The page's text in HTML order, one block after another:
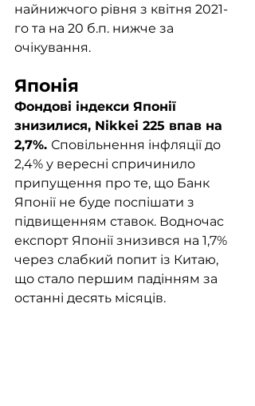
найнижчого рівня з квітня 2021-
го та на 20 б.п. нижче за
очікування.
Японія
Фондові індекси Японії
знизилися, Nikkei 225 впав на
2,7%. Сповільнення інфляції до
2,4% у вересні спричинило
припущення про те, що Банк
Японії не буде поспішати з
підвищенням ставок. Водночас
експорт Японії знизився на 1,7%
через слабкий попит із Китаю,
що стало першим падінням за
останні десять місяців​.